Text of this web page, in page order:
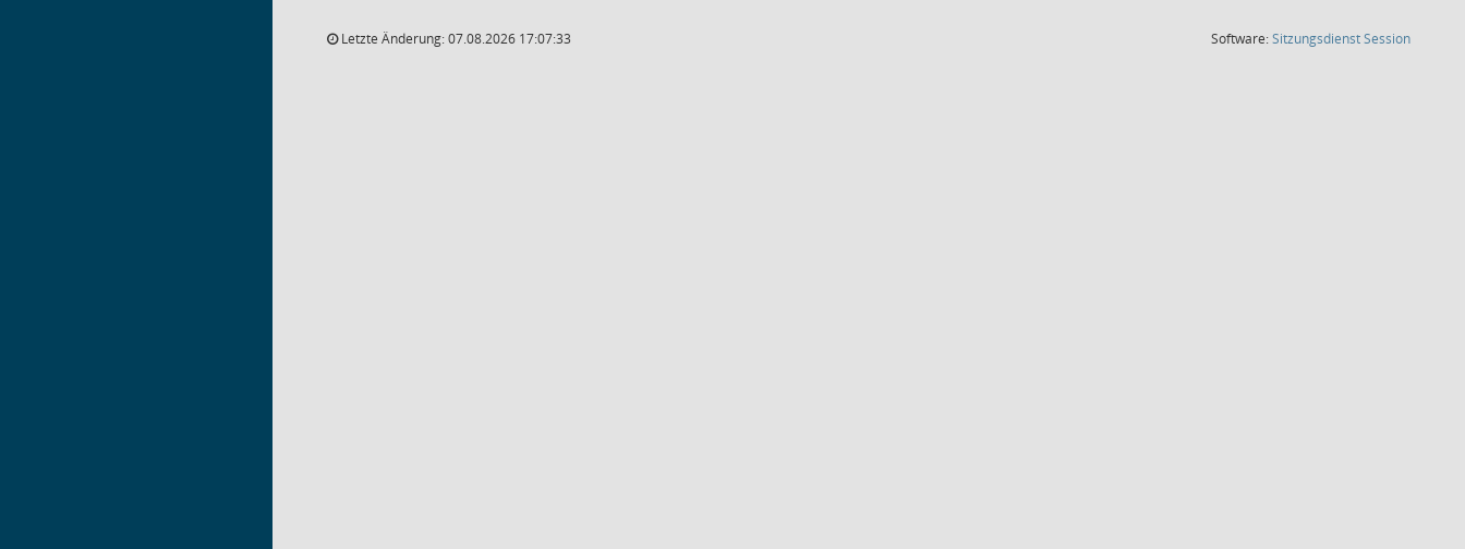
Letzte Änderung: 07.08.2026 17:07:33 Software:SitzungsdienstSession(Wird in